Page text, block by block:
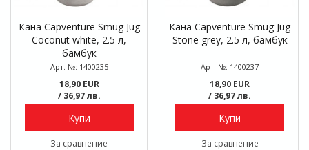
Кана Capventure Smug Jug
Coconut white, 2.5 л,
бамбук
Арт. №: 1400235
18,90 EUR
/ 36,97 лв.
Купи
За сравнение
Кана Capventure Smug Jug
Stone grey, 2.5 л, бамбук
Арт. №: 1400237
18,90 EUR
/ 36,97 лв.
Купи
За сравнение